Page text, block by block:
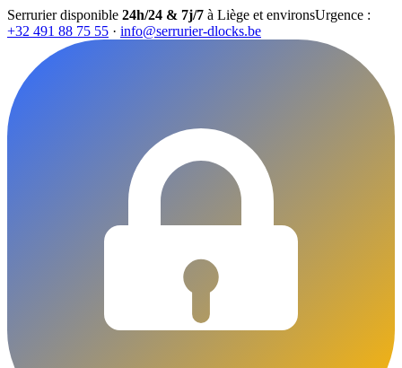
Serrurier disponible 24h/24 & 7j/7 à Liège et environsUrgence :
+32 491 88 75 55 · info@serrurier-dlocks.be